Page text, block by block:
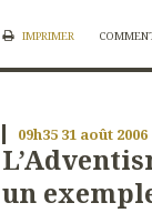
IMPRIMER
09h35 31 août 2006
un